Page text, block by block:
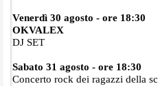
Venerdì 30 agosto - ore 18:30
OKVALEX
DJ SET
Sabato 31 agosto - ore 18:30
Concerto rock dei ragazzi della